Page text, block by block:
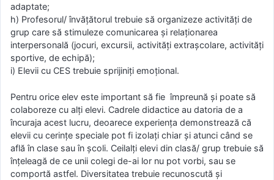
adaptate;
h) Profesorul/ învățătorul trebuie să organizeze activităţi de
grup care să stimuleze comunicarea şi relaţionarea
interpersonală (jocuri, excursii, activităţi extraşcolare, activităţi
sportive, de echipă);
i) Elevii cu CES trebuie sprijiniți emoţional.
Pentru orice elev este important să fie împreună şi poate să
colaboreze cu alţi elevi. Cadrele didactice au datoria de a
încuraja acest lucru, deoarece experienţa demonstrează că
elevii cu cerinţe speciale pot fi izolaţi chiar şi atunci când se
află în clase sau în şcoli. Ceilalţi elevi din clasă/ grup trebuie să
înţeleagă de ce unii colegi de-ai lor nu pot vorbi, sau se
comportă astfel. Diversitatea trebuie recunoscută şi